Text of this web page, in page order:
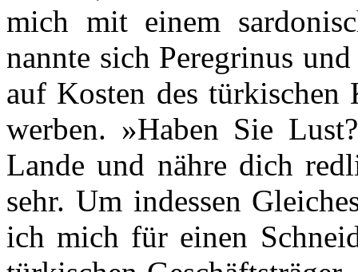
mich mit einem
nannte sich Peregrinus
auf Kosten des türkischen
werben. »Haben Sie
Lande und nähre dich
sehr. Um indessen
ich mich für einen